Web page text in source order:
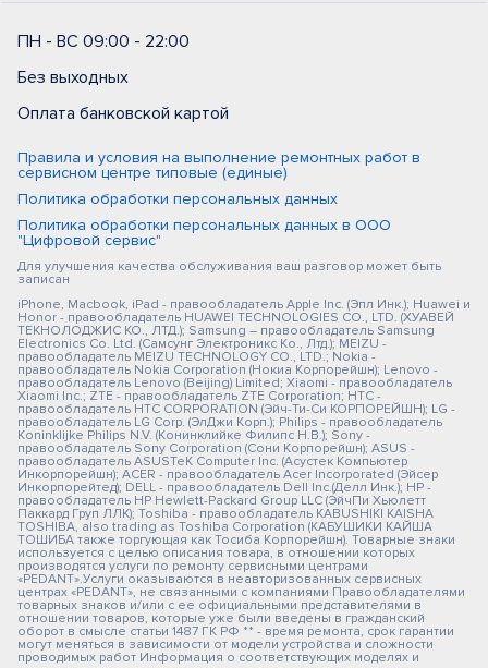
ПН - ВС 09:00 - 22:00
Без выходных
Оплата банковской картой
Правила и условия на выполнение ремонтных работ в
сервисном центре типовые (единые)
Политика обработки персональных данных
Политика обработки персональных данных в ООО
"Цифровой сервис"
Для улучшения качества обслуживания ваш разговор может быть
записан
iPhone, Macbook, iPad - правообладатель Apple Inc. (Эпл Инк.); Huawei и
Honor - правообладатель HUAWEI TECHNOLOGIES CO., LTD. (ХУАВЕЙ
ТЕКНОЛОДЖИС КО., ЛТД.); Samsung – правообладатель Samsung
Electronics Co. Ltd. (Самсунг Электроникс Ко., Лтд.); MEIZU -
правообладатель MEIZU TECHNOLOGY CO., LTD.; Nokia -
правообладатель Nokia Corporation (Нокиа Корпорейшн); Lenovo -
правообладатель Lenovo (Beijing) Limited; Xiaomi - правообладатель
Xiaomi Inc.; ZTE - правообладатель ZTE Corporation; HTC -
правообладатель HTC CORPORATION (Эйч-Ти-Си КОРПОРЕЙШН); LG -
правообладатель LG Corp. (ЭлДжи Корп.); Philips - правообладатель
Koninklijke Philips N.V. (Конинклийке Филипс Н.В.); Sony -
правообладатель Sony Corporation (Сони Корпорейшн); ASUS -
правообладатель ASUSTeK Computer Inc. (Асустек Компьютер
Инкорпорейшн); ACER - правообладатель Acer Incorporated (Эйсер
Инкорпорейтед); DELL - правообладатель Dell Inc.(Делл Инк.); HP -
правообладатель HP Hewlett-Packard Group LLC (ЭйчПи Хьюлетт
Паккард Груп ЛЛК); Toshiba - правообладатель KABUSHIKI KAISHA
TOSHIBA, also trading as Toshiba Corporation (КАБУШИКИ КАЙША
ТОШИБА также торгующая как Тосиба Корпорейшн). Товарные знаки
используется с целью описания товара, в отношении которых
производятся услуги по ремонту сервисными центрами
«PEDANT».Услуги оказываются в неавторизованных сервисных
центрах «PEDANT», не связанными с компаниями Правообладателями
товарных знаков и/или с ее официальными представителями в
отношении товаров, которые уже были введены в гражданский
оборот в смысле статьи 1487 ГК РФ ** - время ремонта, срок гарантии
могут меняться в зависимости от модели устройства и сложности
проводимых работ Информация о соответствующих моделях и